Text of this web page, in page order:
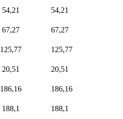
54,21 54,21
67,27 67,27
125,77 125,77
20,51 20,51
186,16 186,16
188,1 188,1